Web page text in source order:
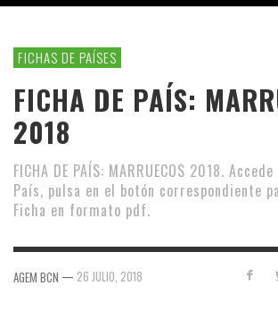
FICHAS DE PAÍSES
FICHA DE PAÍS:
2018
FICHA DE PAÍS: MARRUECOS 2018.
País, pulsa en el botón correspondiente
Ficha en formato pdf.
AGEM BCN — 26 JULIO, 2018